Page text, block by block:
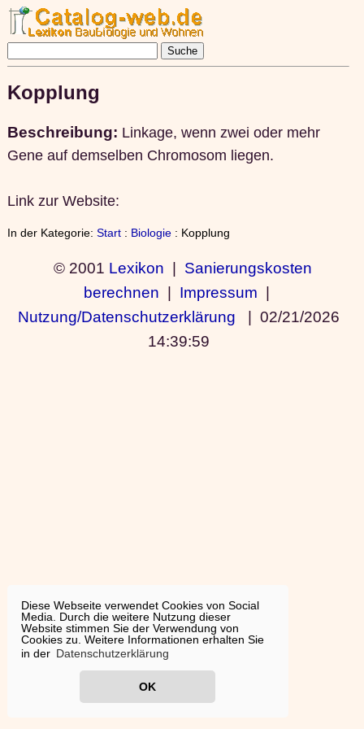
Diese Webseite verwendet Cookies von Social
Media. Durch die weitere Nutzung dieser
Website stimmen Sie der Verwendung von
Cookies zu. Weitere Informationen erhalten Sie
in der Datenschutzerklärung
OK
Kopplung
Beschreibung: Linkage, wenn zwei oder mehr
Gene auf demselben Chromosom liegen.
Link zur Website:
In der Kategorie: Start: Biologie: Kopplung
© 2001 Lexikon | Sanierungskosten
berechnen | Impressum |
Nutzung/Datenschutzerklärung | 02/21/2026
14:39:59